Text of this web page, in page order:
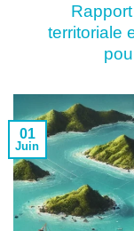
territoriale
01
Juin